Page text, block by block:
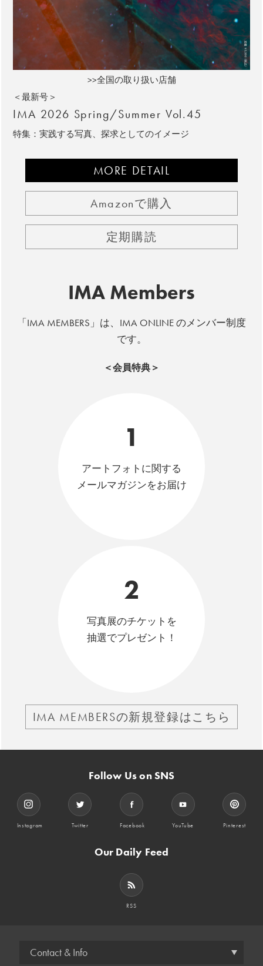
>>全国の取り扱い店舗
＜最新号＞
IMA 2026 Spring/Summer Vol.45
特集：実践する写真、探求としてのイメージ
MORE DETAIL
Amazonで購入
定期購読
IMA Members
「IMA MEMBERS」は、IMA ONLINE のメンバー制度
です。
＜会員特典＞
1
アートフォトに関する
メールマガジンをお届け
2
写真展のチケットを
抽選でプレゼント！
IMA MEMBERSの新規登録はこちら
Follow Us on SNS
Instagram Twitter Facebook YouTube Pinterest
Our Daily Feed
RSS
Contact & Info